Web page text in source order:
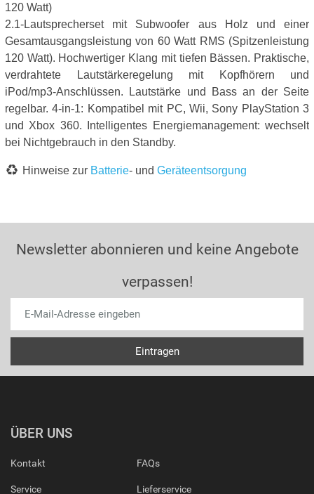
120 Watt)
2.1-Lautsprecherset mit Subwoofer aus Holz und einer
Gesamtausgangsleistung von 60 Watt RMS (Spitzenleistung
120 Watt). Hochwertiger Klang mit tiefen Bässen. Praktische,
verdrahtete Lautstärkeregelung mit Kopfhörern und
iPod/mp3-Anschlüssen. Lautstärke und Bass an der Seite
regelbar. 4-in-1: Kompatibel mit PC, Wii, Sony PlayStation 3
und Xbox 360. Intelligentes Energiemanagement: wechselt
bei Nichtgebrauch in den Standby.
Hinweise zur Batterie- und Geräteentsorgung
Newsletter abonnieren und keine Angebote
verpassen!
ÜBER UNS
Kontakt
Service
FAQs
Lieferservice